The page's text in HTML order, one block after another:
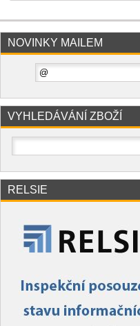
NOVINKY MAILEM
VYHLEDÁVÁNÍ ZBOŽÍ
RELSIE